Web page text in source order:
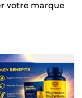
votre marque